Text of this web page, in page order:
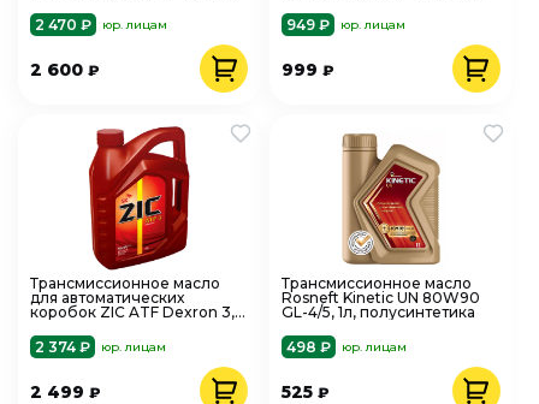
2 470 ₽
юр. лицам
2 600 ₽
949 ₽
юр. лицам
999₽
Трансмиссионное масло
для автоматических
коробок ZIC ATF Dexron 3, 4
2 374 ₽
юр. лицам
2 499 ₽
Трансмиссионное масло
Rosneft Kinetic UN 80W90
GL-4/5, 1л, полусинтетика
498 ₽
юр. лицам
525₽